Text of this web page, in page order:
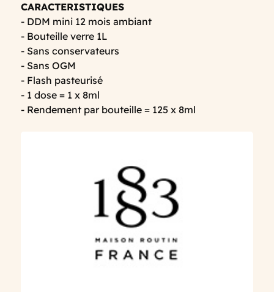
CARACTERISTIQUES
- DDM mini 12 mois ambiant
- Bouteille verre 1L
- Sans conservateurs
- Sans OGM
- Flash pasteurisé
- 1 dose = 1 x 8ml
- Rendement par bouteille = 125 x 8ml